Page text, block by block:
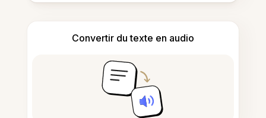
Convertir du texte en audio